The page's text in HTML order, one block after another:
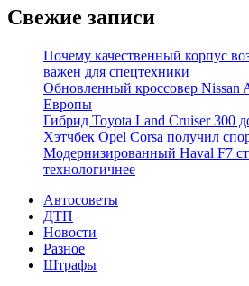
Свежие записи
Почему качественный корпус
важен для спецтехники
Обновленный кроссовер Nissan
Европы
Гибрид Toyota Land Cruiser 300
Хэтчбек Opel Corsa получил
Модернизированный Haval F7
технологичнее
Автосоветы
ДТП
Новости
Разное
Штрафы